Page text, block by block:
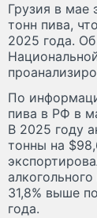
Грузия в мае
тонн пива,
2025 года.
По
пива в РФ в
В 2025 году
тонны на
31,8% выше
года.